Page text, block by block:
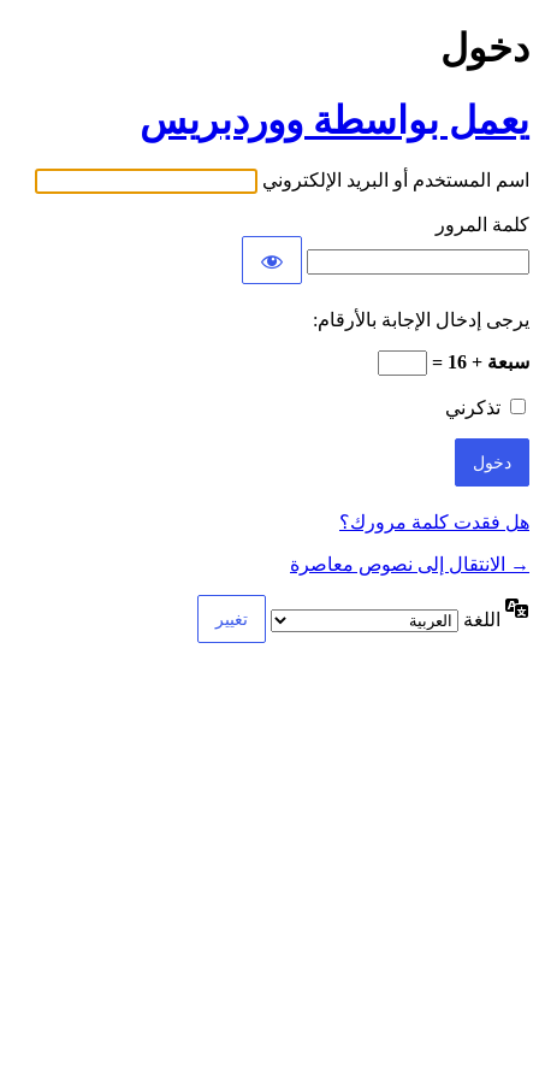
دخول
يعمل بواسطة ووردبريس
اسم المستخدم أو البريد الإلكتروني
كلمة المرور
يرجى إدخال الإجابة بالأرقام:
سبعة + 16 =
تذكرني
هل فقدت كلمة مرورك؟
→ الانتقال إلى نصوص معاصرة
اللغة